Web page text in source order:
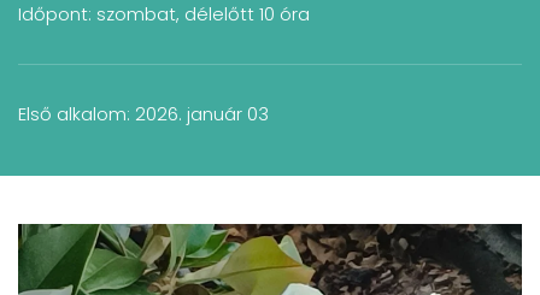
Időpont: szombat, délelőtt 10 óra
Első alkalom: 2026. január 03